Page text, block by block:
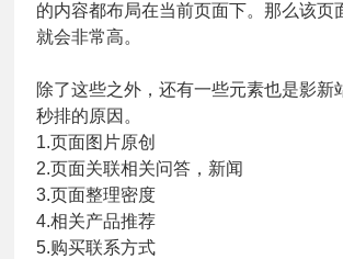
的内容都布局在当前页面下。那么该页
就会非常高。
除了这些之外，还有一些元素也是影新
秒排的原因。
1.页面图片原创
2.页面关联相关问答，新闻
3.页面整理密度
4.相关产品推荐
5.购买联系方式